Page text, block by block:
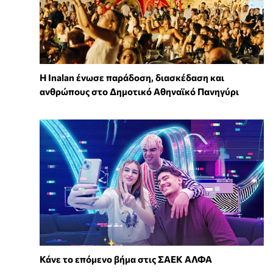
Η Inalan ένωσε παράδοση, διασκέδαση και
ανθρώπους στο Δημοτικό Αθηναϊκό Πανηγύρι
Κάνε το επόμενο βήμα στις ΣΑΕΚ ΑΛΦΑ